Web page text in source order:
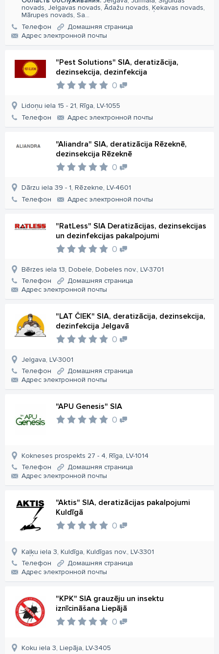
novads, Jelgavas novads, Ādažu novads, Ķekavas novads,
Mārupes novads, Sa...
Телефон
Домашняя страница
Aдрес электронной почты
"Pest Solutions" SIA, deratizācija,
dezinsekcija, dezinfekcija
0
Lidoņu iela 15 - 21, Rīga, LV-1055
Телефон
Aдрес электронной почты
"Aliandra" SIA, deratizācija Rēzeknē,
dezinsekcija Rēzeknē
0
Dārzu iela 39 - 1, Rēzekne, LV-4601
Телефон
Aдрес электронной почты
"RatLess" SIA Deratizācijas, dezinsekcijas
un dezinfekcijas pakalpojumi
0
Bērzes iela 13, Dobele, Dobeles nov., LV-3701
Телефон
Домашняя страница
Aдрес электронной почты
"LAT ČIEK" SIA, deratizācija, dezinsekcija,
dezinfekcija Jelgavā
0
Jelgava, LV-3001
Телефон
Домашняя страница
Aдрес электронной почты
"APU Genesis" SIA
0
Kokneses prospekts 27 - 4, Rīga, LV-1014
Телефон
Домашняя страница
Aдрес электронной почты
"Aktis" SIA, deratizācijas pakalpojumi
Kuldīgā
0
Kaļķu iela 3, Kuldīga, Kuldīgas nov., LV-3301
Телефон
Домашняя страница
Aдрес электронной почты
"KPK" SIA grauzēju un insektu
iznīcināšana Liepājā
0
Koku iela 3, Liepāja, LV-3405